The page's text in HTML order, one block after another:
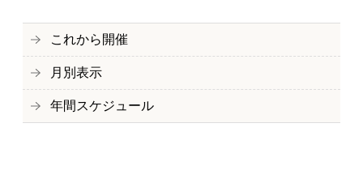
これから開催
月別表示
年間スケジュール